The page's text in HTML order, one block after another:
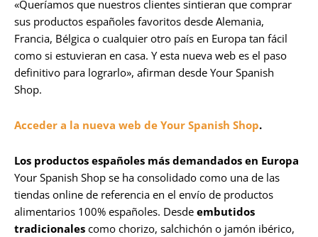
«Queríamos que nuestros clientes sintieran que comprar
sus productos españoles favoritos desde Alemania,
Francia, Bélgica o cualquier otro país en Europa tan fácil
como si estuvieran en casa. Y esta nueva web es el paso
definitivo para lograrlo», afirman desde Your Spanish
Shop.
Acceder a la nueva web de Your Spanish Shop.
Los productos españoles más demandados en Europa
Your Spanish Shop se ha consolidado como una de las
tiendas online de referencia en el envío de productos
alimentarios 100% españoles. Desde embutidos
tradicionales como chorizo, salchichón o jamón ibérico,